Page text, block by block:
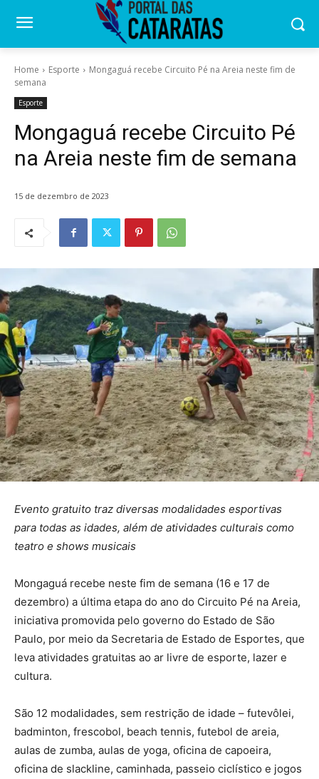
Home Esporte
Mongaguá recebe Circuito Pé na Areia neste fim de
semana
Esporte
Mongaguá recebe Circuito Pé
na Areia neste fim de semana
15 de dezembro de 2023
Evento gratuito traz diversas modalidades esportivas
para todas as idades, além de atividades culturais como
teatro e shows musicais
Mongaguá recebe neste fim de semana (16 e 17 de
dezembro) a última etapa do ano do Circuito Pé na Areia,
iniciativa promovida pelo governo do Estado de São
Paulo, por meio da Secretaria de Estado de Esportes, que
leva atividades gratuitas ao ar livre de esporte, lazer e
cultura.
São 12 modalidades, sem restrição de idade – futevôlei,
badminton, frescobol, beach tennis, futebol de areia,
aulas de zumba, aulas de yoga, oficina de capoeira,
oficina de slackline, caminhada, passeio ciclístico e jogos